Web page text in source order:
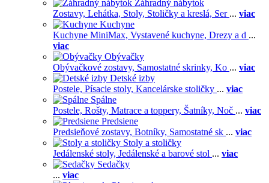
Záhradný nábytok
Zostavy, Lehátka, Stoly, Stoličky a kreslá, Ser ... viac
Kuchyne
Kuchyne MiniMax, Vystavené kuchyne, Drezy a d ...
viac
Obývačky
Obývačkové zostavy, Samostatné skrinky, Ko ... viac
Detské izby
Postele, Písacie stoly, Kancelárske stoličky ... viac
Spálne
Postele, Rošty, Matrace a toppery, Šatníky, Noč ... viac
Predsiene
Predsieňové zostavy, Botníky, Samostatné sk ... viac
Stoly a stoličky
Jedálenské stoly, Jedálenské a barové stol ... viac
Sedačky
... viac